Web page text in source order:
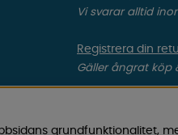
Vi svarar alltid
Registrera din
Gäller ångrat köp
Gäller defekt
grundfunktionalitet,